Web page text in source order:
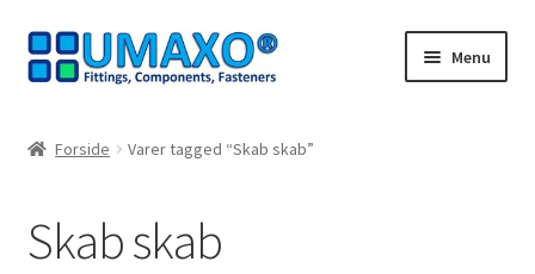
Spring
til
Spring
til
Menu
AGB
Forside Varer tagged “Skab skab”
Skab skab